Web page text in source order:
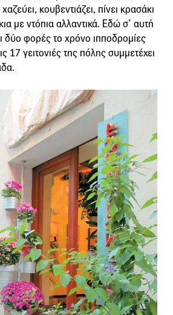
κουβεντιάζει, πίνει κρασάκι
με ντόπια αλλαντικά. Εδώ σ’ αυτή
δύο φορές το χρόνο ιπποδρομίες
17 γειτονιές της πόλης συμμετέχει